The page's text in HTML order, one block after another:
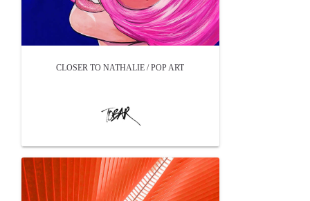
CLOSER TO NATHALIE / POP ART